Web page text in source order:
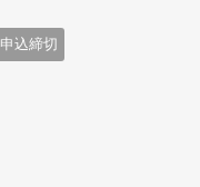
申込締切